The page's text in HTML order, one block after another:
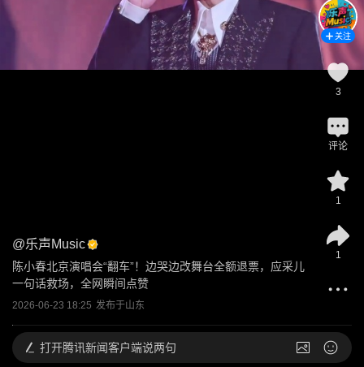
@乐声Music
陈小春北京演唱会“翻车”！边哭边改舞台全额退票，应采儿
一句话救场，全网瞬间点赞
2026-06-23 18:25 发布于山东
关注
3
评论
1
1
打开腾讯新闻客户端说两句